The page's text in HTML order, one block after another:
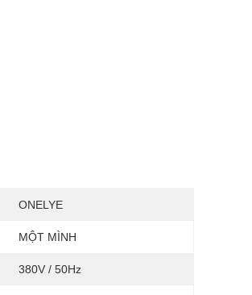
ONELYE
MỘT MÌNH
380V / 50Hz